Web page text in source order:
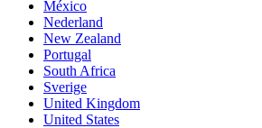
México
Nederland
New Zealand
Portugal
South Africa
Sverige
United Kingdom
United States